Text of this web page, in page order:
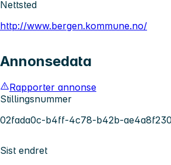
Nettsted
http://www.bergen.kommune.no/
Annonsedata
Rapporter annonse
Stillingsnummer
02fada0c-b4ff-4c78-b42b-
Sist endret